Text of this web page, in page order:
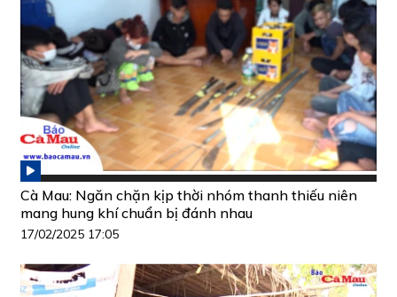
Cà Mau: Ngăn chặn kịp thời nhóm thanh thiếu niên
mang hung khí chuẩn bị đánh nhau
17/02/2025 17:05